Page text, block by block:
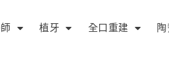
植牙 全口重建